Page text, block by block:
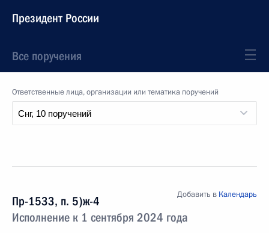
Президент России
Все поручения
Ответственные лица, организации или тематика поручений
Пр-1533, п. 5)ж-4
Исполнение к 1 сентября 2024 года
Добавить в Календарь